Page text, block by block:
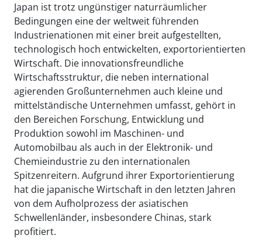
Japan ist trotz ungünstiger naturräumlicher
Bedingungen eine der weltweit führenden
Industrienationen mit einer breit aufgestellten,
technologisch hoch entwickelten, exportorientierten
Wirtschaft. Die innovationsfreundliche
Wirtschaftsstruktur, die neben international
agierenden Großunternehmen auch kleine und
mittelständische Unternehmen umfasst, gehört in
den Bereichen Forschung, Entwicklung und
Produktion sowohl im Maschinen- und
Automobilbau als auch in der Elektronik- und
Chemieindustrie zu den internationalen
Spitzenreitern. Aufgrund ihrer Exportorientierung
hat die japanische Wirtschaft in den letzten Jahren
von dem Aufholprozess der asiatischen
Schwellenländer, insbesondere Chinas, stark
profitiert.